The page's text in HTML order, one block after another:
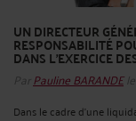
UN DIRECTEUR
RESPONSABILITÉ
DANS L’EXERCICE
Par Pauline BARANDE
Dans le cadre d’une